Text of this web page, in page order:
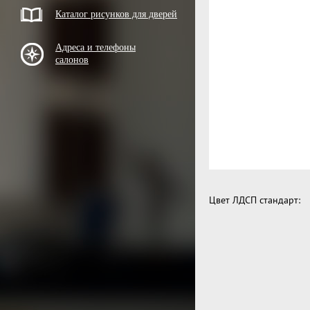
Каталог рисунков для дверей
Адреса и телефоны
салонов
Цвет ЛДСП стандарт: